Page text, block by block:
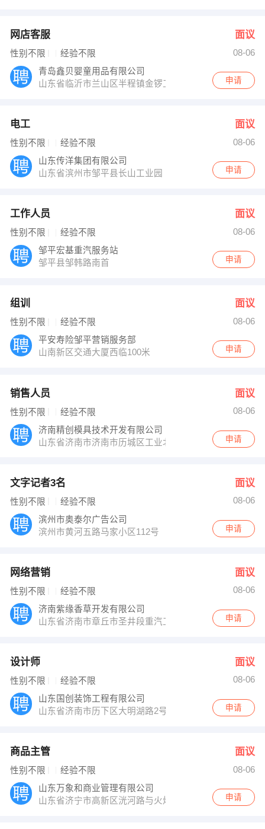
网店客服 面议
性别不限 经验不限
08-06
青岛鑫贝婴童用品有限公司
山东省临沂市兰山区半程镇金锣工业园金锣一路申请
电工 面议
性别不限 经验不限
08-06
山东传洋集团有限公司
山东省滨州市邹平县长山工业园
申请
工作人员 面议
性别不限 经验不限
08-06
邹平宏基重汽服务站
邹平县邹韩路南首
申请
组训 面议
性别不限 经验不限
08-06
平安寿险邹平营销服务部
山南新区交通大厦西临100米
申请
销售人员 面议
性别不限 经验不限
08-06
济南精创模具技术开发有限公司
山东省济南市济南市历城区工业北路97号北邻
申请
文字记者3名 面议
性别不限 经验不限
08-06
滨州市奥泰尔广告公司
滨州市黄河五路马家小区112号
申请
网络营销 面议
性别不限 经验不限
08-06
济南紫缘香草开发有限公司
山东省济南市章丘市圣井段重汽工业园往西一公里，离济
申请
设计师 面议
性别不限 经验不限
08-06
山东国创装饰工程有限公司
山东省济南市历下区大明湖路2号东湖大厦1306
申请
商品主管 面议
性别不限 经验不限
08-06
山东万象和商业管理有限公司
山东省济宁市高新区洸河路与火炬路交汇处
申请